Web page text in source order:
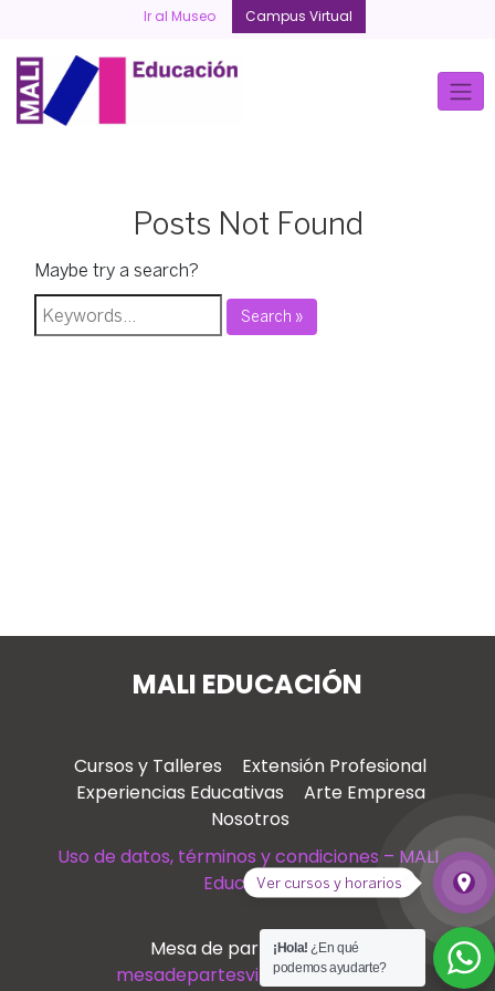
content
Ir al Museo Campus Virtual
Posts Not Found
Maybe try a search?
Search »
MALI EDUCACIÓN
Cursos y Talleres
Extensión Profesional
Experiencias Educativas
Arte Empresa
Nosotros
Uso de datos, términos y condiciones – MALI
Educación
Mesa de partes virtual
mesadepartesvirtual@mali.pe
¡Hola! ¿En qué
podemos ayudarte?
Ver
place
Ver cursos y horarios